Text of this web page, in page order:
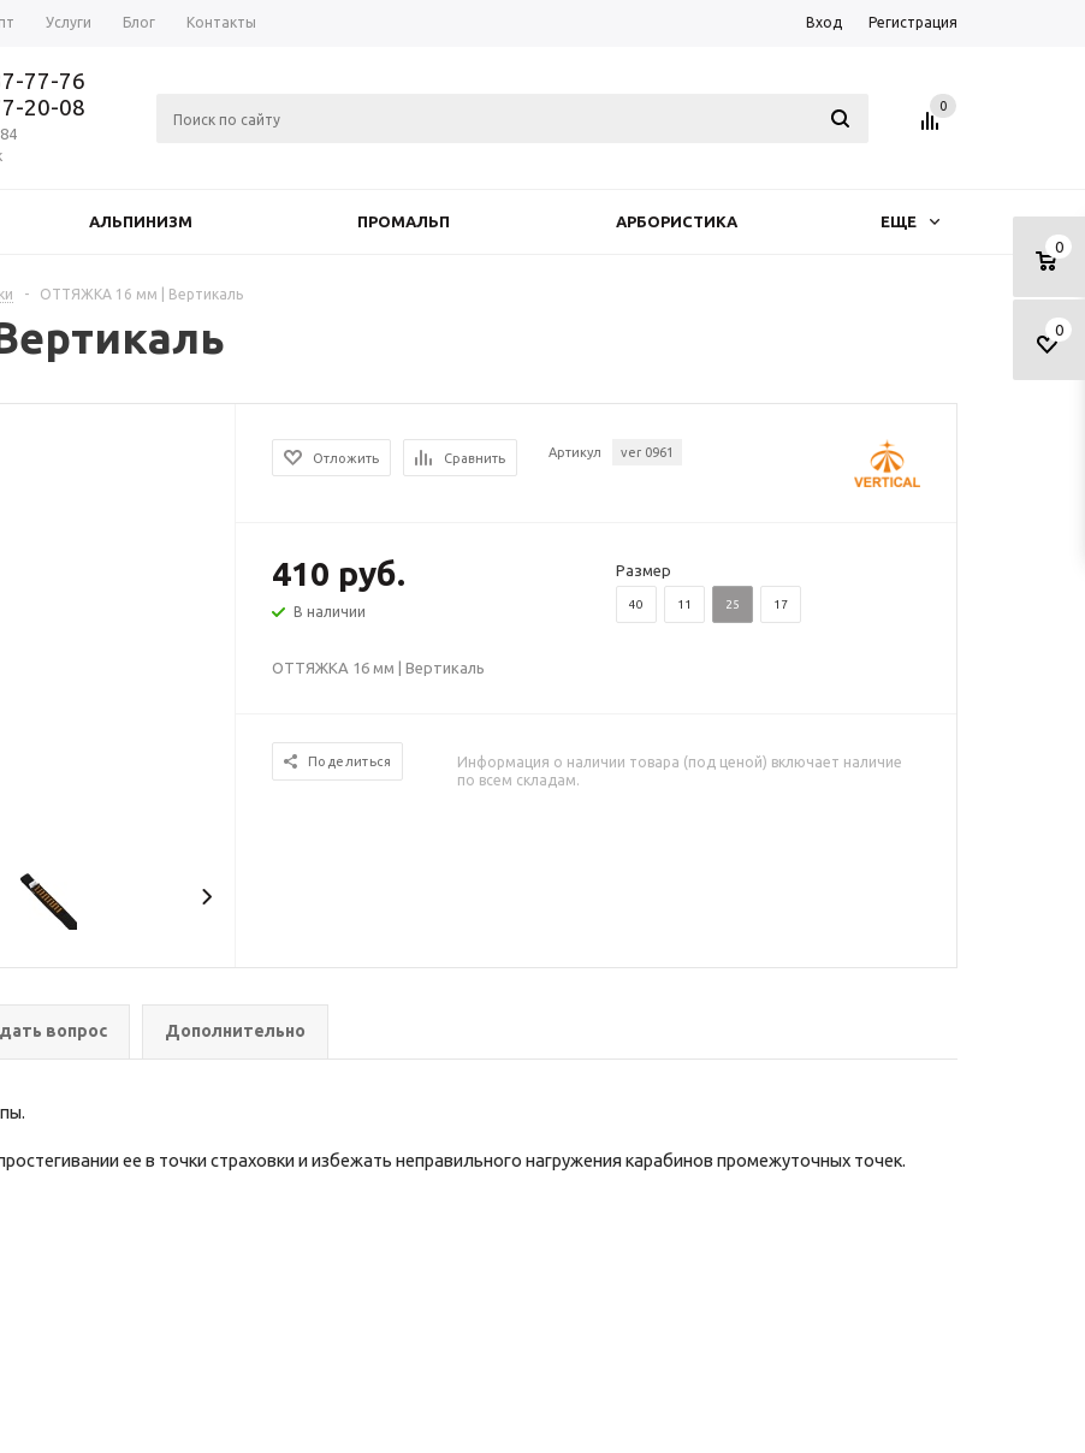
Услуги Блог Контакты Вход Регистрация
77-76
20-08
0
0
0
АЛЬПИНИЗМ ПРОМАЛЬП АРБОРИСТИКА ЕЩЕ
- ОТТЯЖКА 16 мм | Вертикаль
Отложить Сравнить Артикул ver 0961
410 руб.
В наличии
Размер
40 11 25 17
ОТТЯЖКА 16 мм | Вертикаль
Поделиться
Информация о наличии товара (под ценой) включает наличие
по всем складам.
вопрос Дополнительно
ее в точки страховки и избежать неправильного нагружения карабинов промежуточных точек.